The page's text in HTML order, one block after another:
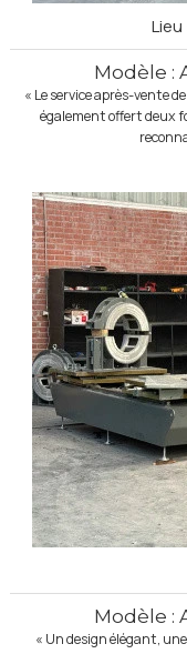
Modèle :
« Le service après-vente
également offert deux
Modèle :
« Un design élégant,